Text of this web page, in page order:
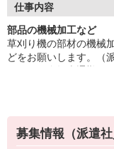
さい。
があります。詳細は
『テクノ・サービス
全国にあるお仕事の
安全管理体制も万全
登録方法は、【オン
仕事内容
部品の機械加工など
草刈り機の部材の機械
どをお願いします。（派
に便利！土曜日の出勤
い。
＊技術が身につきます
募集情報（派遣社